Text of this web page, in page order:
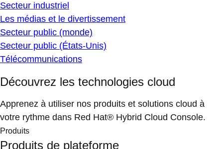
Secteur industriel
Les médias et le divertissement
Secteur public (monde)
Secteur public (États-Unis)
Télécommunications
Découvrez les technologies cloud
Apprenez à utiliser nos produits et solutions cloud à
votre rythme dans Red Hat® Hybrid Cloud Console.
Produits
Produits de plateforme